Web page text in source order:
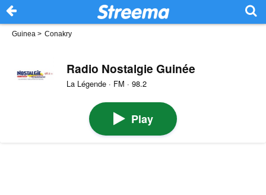
Guinea > Conakry
Radio Nostalgie Guinée
La Légende · FM · 98.2
Play